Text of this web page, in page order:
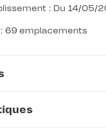
: Du 14/05/
69 emplacements